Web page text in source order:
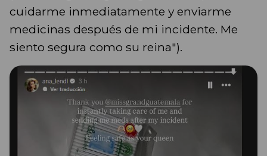
cuidarme inmediatamente y enviarme
medicinas después de mi incidente. Me
siento segura como su reina").